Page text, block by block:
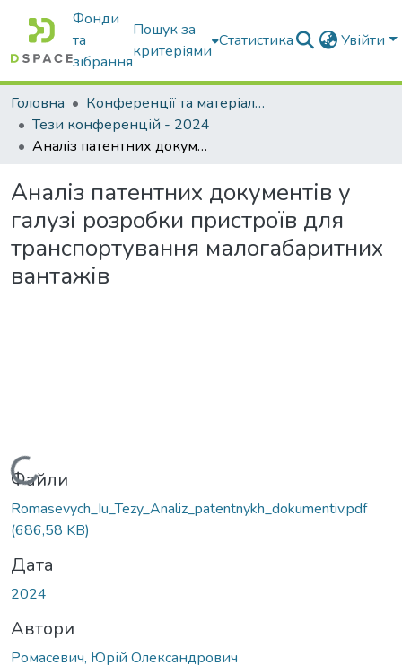
Фонди
та
зібрання
Пошук за
критеріями
Статистика Увійти
Головна
Конференції та матеріали конференцій
Тези конференцій - 2024
Аналіз патентних документів у галузі розробки пристроїв для транспортування малогабаритних вантажів
Аналіз патентних документів у
галузі розробки пристроїв для
транспортування малогабаритних
вантажів
Вантажиться...
Файли
Romasevych_Iu_Tezy_Analiz_patentnykh_dokumentiv.pdf
(686,58 KB)
Дата
2024
Автори
Ромасевич, Юрій Олександрович